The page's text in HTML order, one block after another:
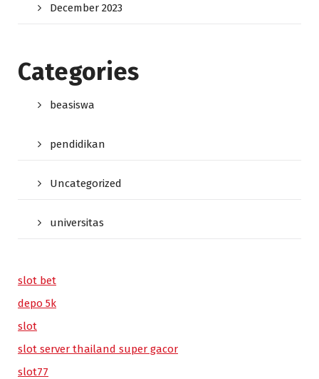
December 2023
Categories
beasiswa
pendidikan
Uncategorized
universitas
slot bet
depo 5k
slot
slot server thailand super gacor
slot77